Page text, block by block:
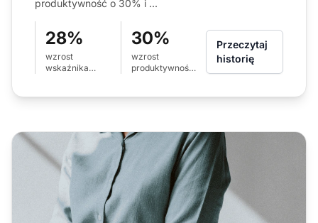
produktywność o 30% i ...
28%
wzrost
wskaźnika
30%
wzrost
produktywności
Przeczytaj
historię